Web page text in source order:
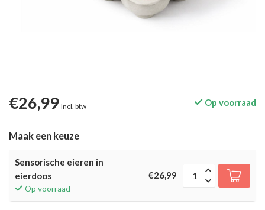
€26,99 Incl. btw Op voorraad
Maak een keuze
Sensorische eieren in
eierdoos
Op voorraad
€26,99